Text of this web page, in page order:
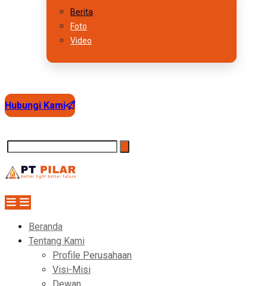
Berita
Foto
Video
Hubungi Kami
Beranda
Tentang Kami
Profile Perusahaan
Visi-Misi